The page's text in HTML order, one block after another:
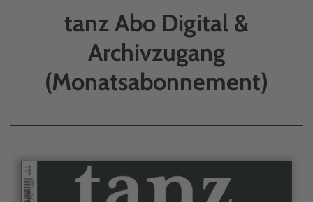
tanz Abo Digital &
Archivzugang
(Monatsabonnement)